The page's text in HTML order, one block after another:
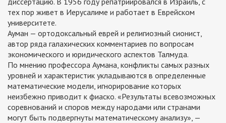
тех пор живет в Иерусалиме и работает в Еврейском
университете.
Ауман — ортодоксальный еврей и религиозный сионист,
автор ряда галахических комментариев по вопросам
экономического и юридического аспектов Талмуда.
По мнению профессора Аумана, конфликты самых разных
уровней и характеристик укладываются в определенные
математические модели, игнорирование которых
неизбежно приводит к фиаско. «Результаты всевозможных
соревнований и споров между народами или странами
могут быть подвергнуты математическому анализу», —